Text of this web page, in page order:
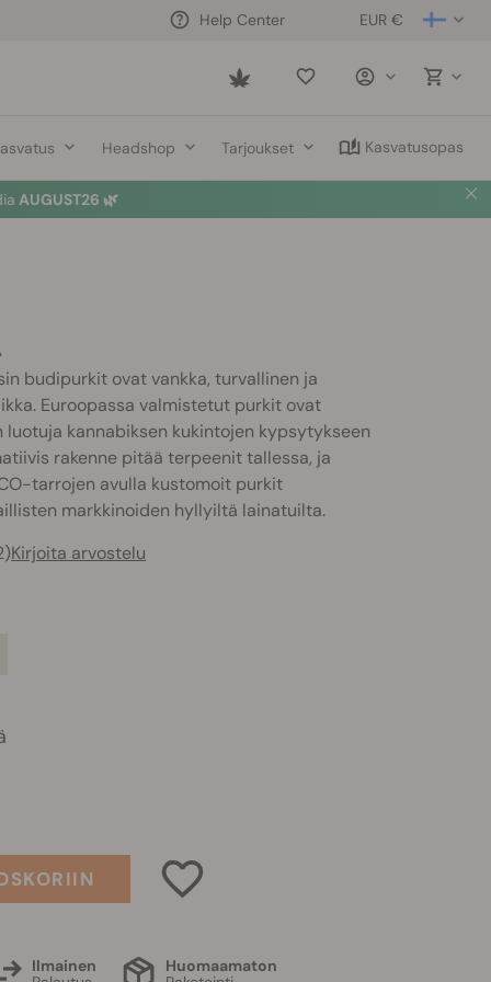
EUR €
Help Center
Saved
Headshop Tarjoukset Kasvatusopas
AUGUST26 🌿
budipurkit ovat vankka, turvallinen ja
Euroopassa valmistetut purkit ovat
kannabiksen kukintojen kypsytykseen
rakenne pitää terpeenit tallessa, ja
tarrojen avulla kustomoit purkit
markkinoiden hyllyiltä lainatuilta.
Kirjoita arvostelu
Ilmainen
Huomaamaton